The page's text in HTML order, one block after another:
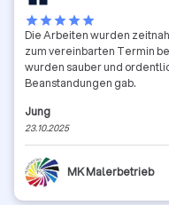
starstarstarstarstar
Die Arbeiten wurden
zum vereinbarten Termin
wurden sauber und
Beanstandungen gab.
Jung
23.10.2025
MK Malerbetrieb